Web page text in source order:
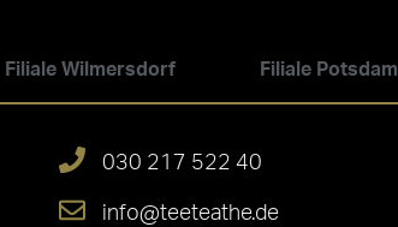
Filiale Wilmersdorf Filiale Potsdam
030 217 522 40
info@teeteathe.de